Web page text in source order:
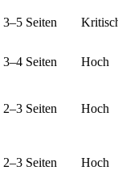
3–5 Seiten
3–4 Seiten Hoch
2–3 Seiten Hoch
2–3 Seiten Hoch